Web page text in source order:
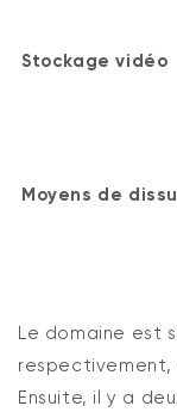
Stockage vidéo
Moyens de
Le domaine est
respectivement,
Ensuite, il y a